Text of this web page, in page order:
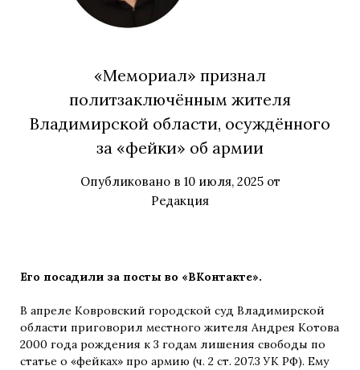
«Мемориал» признал
политзаключённым жителя
Владимирской области, осуждённого
за «фейки» об армии
Опубликовано в 10 июля, 2025от
Редакция
Его посадили за посты во «ВКонтакте».
В апреле Ковровский городской суд Владимирской
области приговорил местного жителя Андрея Котова
2000 года рождения к 3 годам лишения свободы по
статье о «фейках» про армию (ч. 2 ст. 207.3 УК РФ). Ему